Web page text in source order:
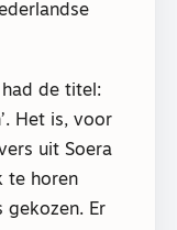
de titel:
Het is, voor
uit Soera
te horen
gekozen. Er